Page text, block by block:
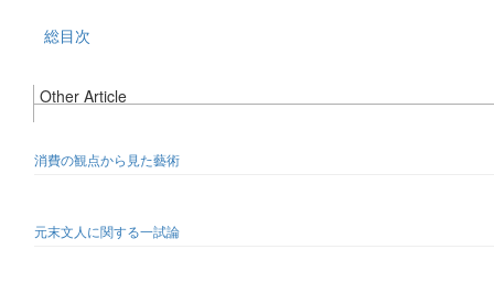
総目次
Other Article
消費の観点から見た藝術
元末文人に関する一試論